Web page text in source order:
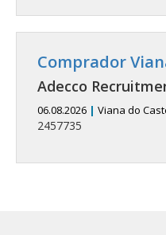
Comprador
Adecco
06.08.2026 | Viana do
2457735